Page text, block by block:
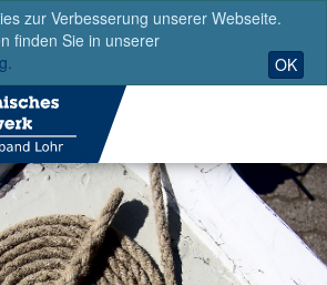
zur Verbesserung unserer Webseite.
finden Sie in unserer
OK